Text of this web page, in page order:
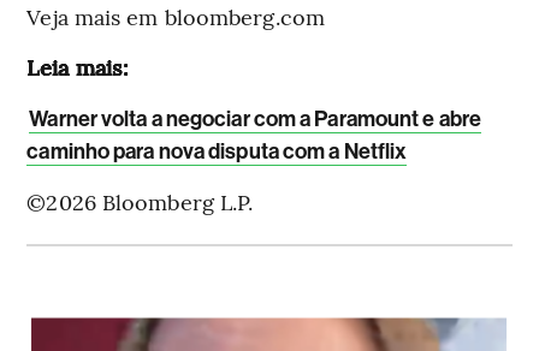
Veja mais em bloomberg.com
Leia mais:
Warner volta a negociar com a Paramount e abre
caminho para nova disputa com a Netflix
©2026 Bloomberg L.P.